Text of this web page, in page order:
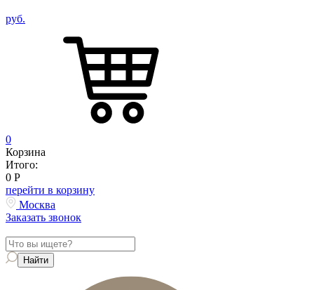
руб.
0
Корзина
Итого:
0 Р
перейти в корзину
Москва
Заказать звонок